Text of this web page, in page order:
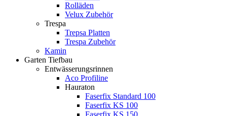
Rolläden
Velux Zubehör
Trespa
Trepsa Platten
Trespa Zubehör
Kamin
Garten Tiefbau
Entwässerungsrinnen
Aco Profiline
Hauraton
Faserfix Standard 100
Faserfix KS 100
Faserfix KS 150